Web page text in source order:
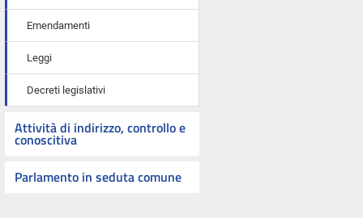
Emendamenti
Leggi
Decreti legislativi
Attività di indirizzo, controllo e
conoscitiva
Parlamento in seduta comune